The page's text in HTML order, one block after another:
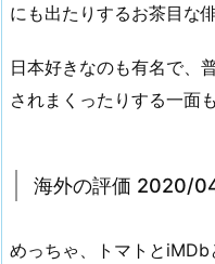
にも出たりするお茶目な
日本好きなのも有名で、
されまくったりする一面
海外の評価 2020/
めっちゃ、トマトとiMDb